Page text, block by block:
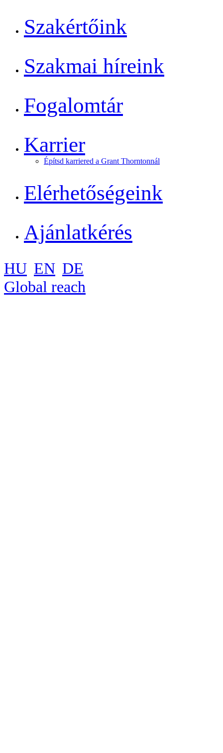
Szakértőink
Szakmai híreink
Fogalomtár
Karrier
Építsd karriered a Grant Thorntonnál
Elérhetőségeink
Ajánlatkérés
HU EN DE
Global reach